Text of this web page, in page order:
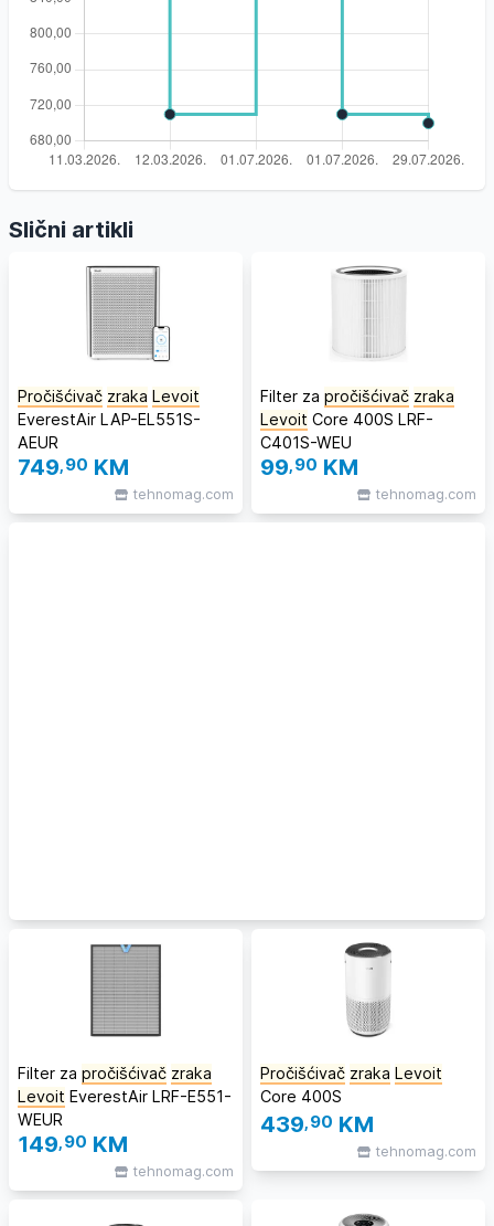
Slični artikli
Pročišćivač zraka Levoit
EverestAir LAP-EL551S-
AEUR
749,90 KM
tehnomag.com
Filter za pročišćivač zraka
Levoit Core 400S LRF-
C401S-WEU
99,90 KM
tehnomag.com
Filter za pročišćivač zraka
Levoit EverestAir LRF-E551-
WEUR
149,90 KM
tehnomag.com
Pročišćivač zraka Levoit
Core 400S
439,90 KM
tehnomag.com